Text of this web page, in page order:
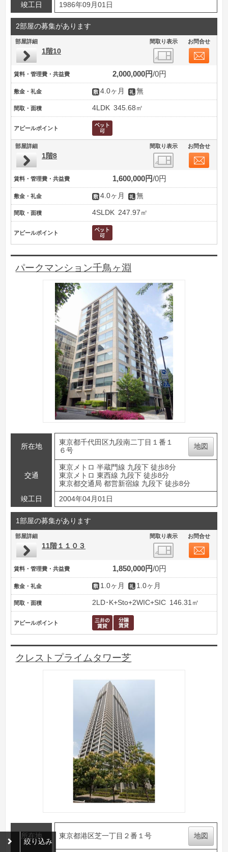
竣工日 1986年09月01日
2部屋の募集があります
部屋詳細 間取り表示 お問合せ
1階10
賃料・管理費・共益費 2,000,000円 0円
敷金・礼金 4.0ヶ月 無
間取・面積 4LDK 345.68㎡
アピールポイント
部屋詳細 間取り表示 お問合せ
1階8
賃料・管理費・共益費 1,600,000円 0円
敷金・礼金 4.0ヶ月 無
間取・面積 4SLDK 247.97㎡
アピールポイント
パークマンション千鳥ヶ淵
所在地
東京都千代田区九段南二丁目１番１
６号
地図
交通
東京メトロ 半蔵門線 九段下 徒歩8分
東京メトロ 東西線 九段下 徒歩8分
東京都交通局 都営新宿線 九段下 徒歩8分
竣工日
2004年04月01日
1部屋の募集があります
部屋詳細 間取り表示 お問合せ
11階１１０３
賃料・管理費・共益費 1,850,000円 0円
敷金・礼金 1.0ヶ月 1.0ヶ月
間取・面積 2LD･K+Sto+2WIC+SIC 146.31㎡
アピールポイント
クレストプライムタワー芝
所在地 東京都港区芝一丁目２番１号 地図
絞り込み